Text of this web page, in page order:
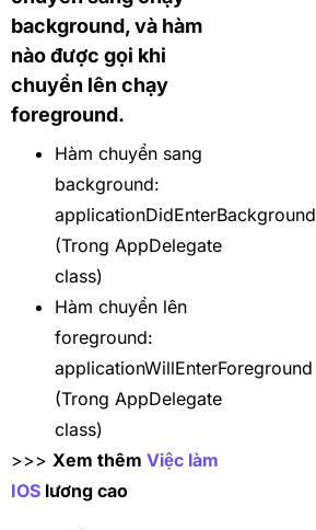
background, và hàm
nào được gọi khi
chuyển lên chạy
foreground.
Hàm chuyển sang
background:
applicationDidEnterBackground
(Trong AppDelegate
class)
Hàm chuyển lên
foreground:
applicationWillEnterForeground
(Trong AppDelegate
class)
>>> Xem thêm Việc làm
IOS lương cao